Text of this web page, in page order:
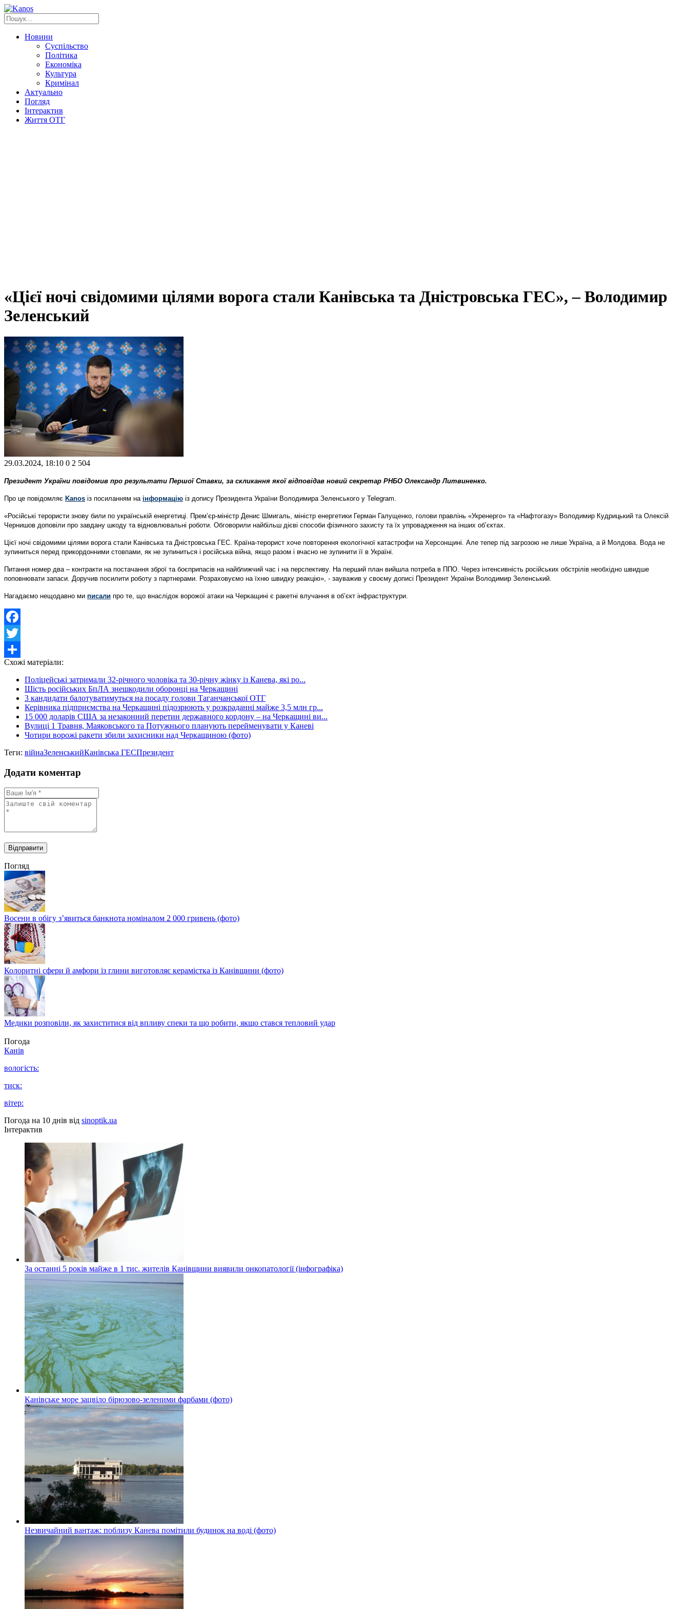
Новини
Суспільство
Політика
Економіка
Культура
Кримінал
Актуально
Погляд
Інтерактив
Життя ОТГ
«Цієї ночі свідомими цілями ворога стали Канівська та Дністровська ГЕС», – Володимир
Зеленський
29.03.2024, 18:10 0 2 504
Президент України повідомив про результати Першої Ставки, за скликання якої відповідав новий секретар РНБО Олександр Литвиненко.
Про це повідомляє Kanos із посиланням на інформацію із допису Президента України Володимира Зеленського у Telegram.
«Російські терористи знову били по українській енергетиці. Прем’єр-міністр Денис Шмигаль, міністр енергетики Герман Галущенко, голови правлінь «Укренерго» та «Нафтогазу» Володимир Кудрицький та Олексій
Чернишов доповіли про завдану шкоду та відновлювальні роботи. Обговорили найбільш дієві способи фізичного захисту та їх упровадження на інших об’єктах.
Цієї ночі свідомими цілями ворога стали Канівська та Дністровська ГЕС. Країна-терорист хоче повторення екологічної катастрофи на Херсонщині. Але тепер під загрозою не лише Україна, а й Молдова. Вода не
зупиниться перед прикордонними стовпами, як не зупиниться і російська війна, якщо разом і вчасно не зупинити її в Україні.
Питання номер два – контракти на постачання зброї та боєприпасів на найближчий час і на перспективу. На перший план вийшла потреба в ППО. Через інтенсивність російських обстрілів необхідно швидше
поповнювати запаси. Доручив посилити роботу з партнерами. Розраховуємо на їхню швидку реакцію», - зауважив у своєму дописі Президент України Володимир Зеленський.
Нагадаємо нещодавно ми писали про те, що внаслідок ворожої атаки на Черкащині є ракетні влучання в об’єкт інфраструктури.
Facebook
Twitter
Share
Схожі матеріали:
Поліцейські затримали 32-річного чоловіка та 30-річну жінку із Канева, які ро...
Шість російських БпЛА знешкодили оборонці на Черкащині
3 кандидати балотуватимуться на посаду голови Таганчанської ОТГ
Керівника підприємства на Черкащині підозрюють у розкраданні майже 3,5 млн гр...
15 000 доларів США за незаконний перетин державного кордону – на Черкащині ви...
Вулиці 1 Травня, Маяковського та Потужнього планують перейменувати у Каневі
Чотири ворожі ракети збили захисники над Черкащиною (фото)
Теги: війнаЗеленськийКанівська ГЕСПрезидент
Додати коментар
Погляд
Восени в обігу з’явиться банкнота номіналом 2 000 гривень (фото)
Колоритні сфери й амфори із глини виготовляє керамістка із Канівщини (фото)
Медики розповіли, як захиститися від впливу спеки та що робити, якщо стався тепловий удар
Погода
Канів
вологість:
тиск:
вітер:
Погода на 10 днів від sinoptik.ua
Інтерактив
За останні 5 років майже в 1 тис. жителів Канівщини виявили онкопатології (інфографіка)
Канівське море зацвіло бірюзово-зеленими фарбами (фото)
Незвичайний вантаж: поблизу Канева помітили будинок на воді (фото)